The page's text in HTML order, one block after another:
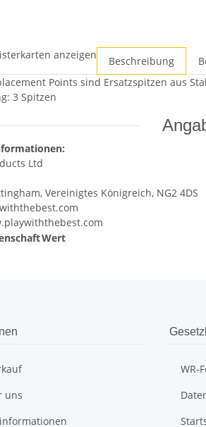
anzeigen Beschreibung
Points sind Ersatzspitzen aus
3 Spitzen
Ltd
Vereinigtes Königreich, NG2 4DS
Wert
uns
WR-